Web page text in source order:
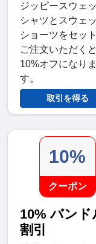
ジッピースウェ
シャツとスウェ
ショーツをセッ
ご注文いただくと
10%オフになりま
す。
取引を得る
10%
クーポン
10% バンド
割引